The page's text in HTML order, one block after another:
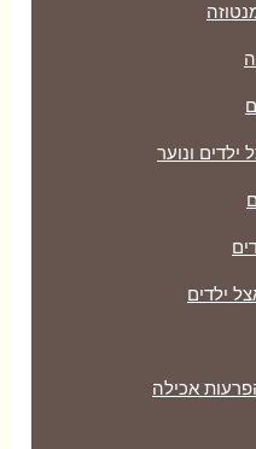
ילדים ונוער
ילדים
אכילה